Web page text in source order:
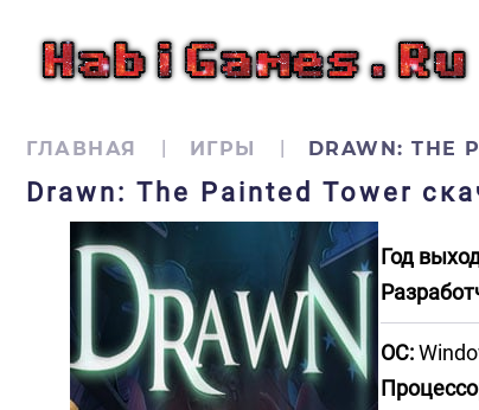
ГЛАВНАЯ ИГРЫ DRAWN: THE
Drawn: The Painted Tower
Год
ОС: